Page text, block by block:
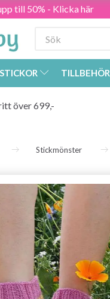
till 50% - Klicka här
TILLBEHÖR
över 699,-
Stickmönster